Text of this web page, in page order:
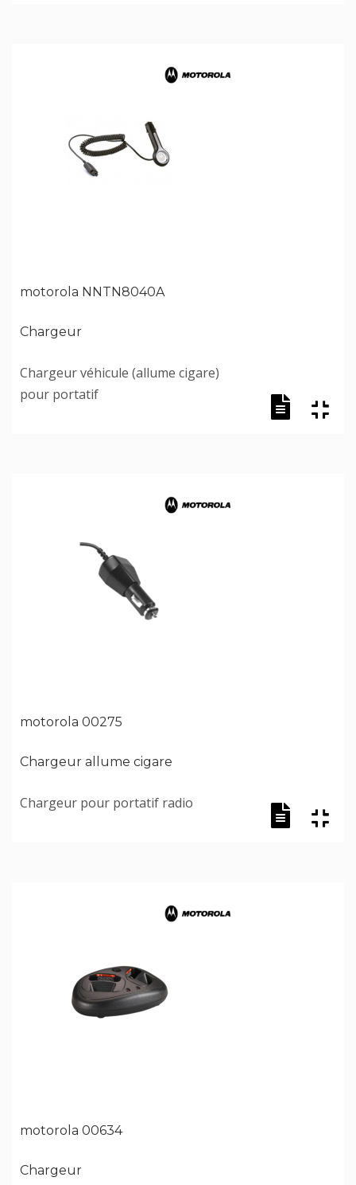
motorola NNTN8040A
Chargeur
Chargeur véhicule (allume cigare)
pour portatif
motorola 00275
Chargeur allume cigare
Chargeur pour portatif radio
motorola 00634
Chargeur